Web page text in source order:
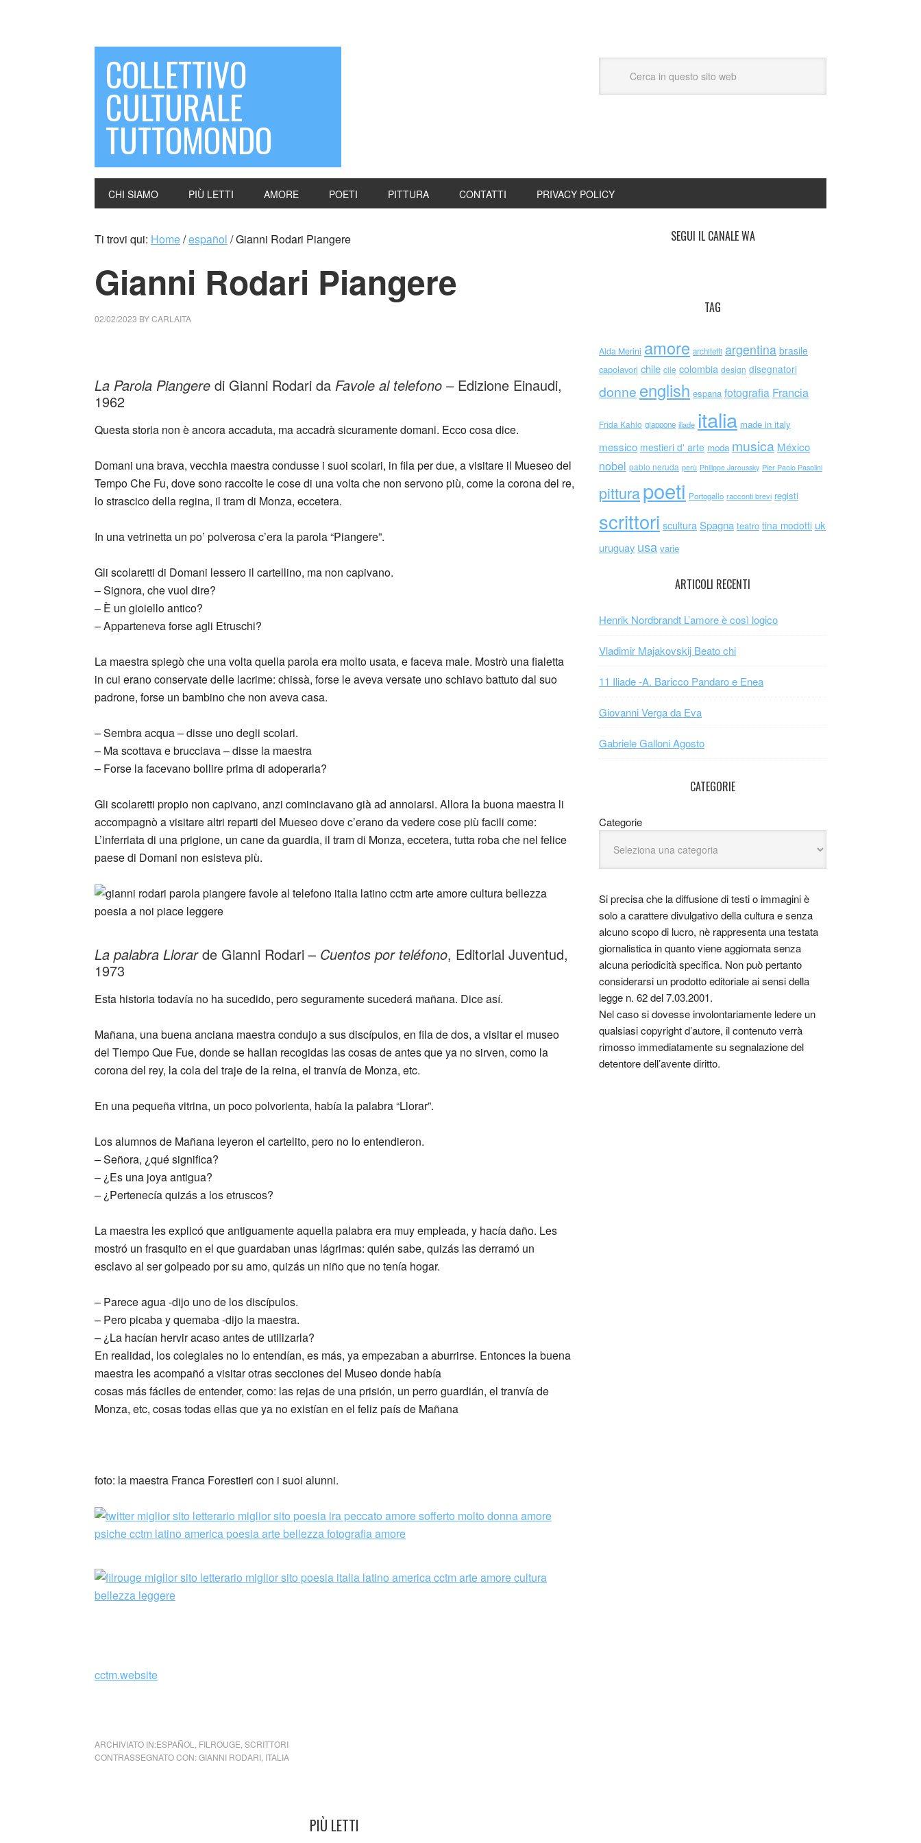
COLLETTIVO
CULTURALE
TUTTOMONDO
CHI SIAMO PIÙ LETTI AMORE POETI PITTURA CONTATTI PRIVACY POLICY
Ti trovi qui: Home/español /Gianni Rodari Piangere
Gianni Rodari Piangere
02/02/2023 BYCARLAITA
La Parola Piangere di Gianni Rodari da Favole al telefono – Edizione Einaudi,
1962
Questa storia non è ancora accaduta, ma accadrà sicuramente domani. Ecco cosa dice.
Domani una brava, vecchia maestra condusse i suoi scolari, in fila per due, a visitare il Mueseo del
Tempo Che Fu, dove sono raccolte le cose di una volta che non servono più, come la corona del re,
lo strascico della regina, il tram di Monza, eccetera.
In una vetrinetta un po’ polverosa c’era la parola “Piangere”.
Gli scolaretti di Domani lessero il cartellino, ma non capivano.
– Signora, che vuol dire?
– È un gioiello antico?
– Apparteneva forse agli Etruschi?
La maestra spiegò che una volta quella parola era molto usata, e faceva male. Mostrò una fialetta
in cui erano conservate delle lacrime: chissà, forse le aveva versate uno schiavo battuto dal suo
padrone, forse un bambino che non aveva casa.
– Sembra acqua – disse uno degli scolari.
– Ma scottava e brucciava – disse la maestra
– Forse la facevano bollire prima di adoperarla?
Gli scolaretti propio non capivano, anzi cominciavano già ad annoiarsi. Allora la buona maestra li
accompagnò a visitare altri reparti del Mueseo dove c’erano da vedere cose più facili come:
L’inferriata di una prigione, un cane da guardia, il tram di Monza, eccetera, tutta roba che nel felice
paese di Domani non esisteva più.
La palabra Llorarde Gianni Rodari – Cuentos por teléfono, Editorial Juventud,
1973
Esta historia todavía no ha sucedido, pero seguramente sucederá mañana. Dice así.
Mañana, una buena anciana maestra condujo a sus discípulos, en fila de dos, a visitar el museo
del Tiempo Que Fue, donde se hallan recogidas las cosas de antes que ya no sirven, como la
corona del rey, la cola del traje de la reina, el tranvía de Monza, etc.
En una pequeña vitrina, un poco polvorienta, había la palabra “Llorar”.
Los alumnos de Mañana leyeron el cartelito, pero no lo entendieron.
– Señora, ¿qué significa?
– ¿Es una joya antigua?
– ¿Pertenecía quizás a los etruscos?
La maestra les explicó que antiguamente aquella palabra era muy empleada, y hacía daño. Les
mostró un frasquito en el que guardaban unas lágrimas: quién sabe, quizás las derramó un
esclavo al ser golpeado por su amo, quizás un niño que no tenía hogar.
– Parece agua -dijo uno de los discípulos.
– Pero picaba y quemaba -dijo la maestra.
– ¿La hacían hervir acaso antes de utilizarla?
En realidad, los colegiales no lo entendían, es más, ya empezaban a aburrirse. Entonces la buena
maestra les acompañó a visitar otras secciones del Museo donde había
cosas más fáciles de entender, como: las rejas de una prisión, un perro guardián, el tranvía de
Monza, etc, cosas todas ellas que ya no existían en el feliz país de Mañana
foto: la maestra Franca Forestieri con i suoi alunni.
cctm.website
ARCHIVIATO IN:ESPAÑOL FILROUGE SCRITTORI
CONTRASSEGNATO CON:GIANNI RODARI ITALIA
PIÙ LETTI
SEGUI IL CANALE WA
TAG
Alda Merini amore architetti argentina brasile
capolavori chile cile colombia design disegnatori
donne english espana fotografia Francia
Frida Kahlo giappone iliade italia made in italy
messico mestieri d' arte moda musica México
nobel pablo neruda perù Philippe Jaroussky Pier Paolo Pasolini
pitturapoeti Portogallo racconti brevi registi
scrittori scultura Spagna teatro tina modotti uk
uruguay usa varie
ARTICOLI RECENTI
Henrik Nordbrandt L’amore è così logico
Vladimir Majakovskij Beato chi
11 Iliade -A. Baricco Pandaro e Enea
Giovanni Verga da Eva
Gabriele Galloni Agosto
CATEGORIE
Categorie
Si precisa che la diffusione di testi o immagini è
solo a carattere divulgativo della cultura e senza
alcuno scopo di lucro, nè rappresenta una testata
giornalistica in quanto viene aggiornata senza
alcuna periodicità specifica. Non può pertanto
considerarsi un prodotto editoriale ai sensi della
legge n. 62 del 7.03.2001.
Nel caso si dovesse involontariamente ledere un
qualsiasi copyright d’autore, il contenuto verrà
rimosso immediatamente su segnalazione del
detentore dell’avente diritto.